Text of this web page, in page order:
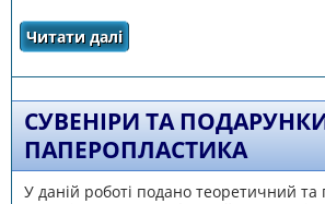
Читати далі
валяння
СУВЕНІРИ ТА ПОДАРУНКИ
ПАПЕРОПЛАСТИКА
У даній роботі подано теоретичний